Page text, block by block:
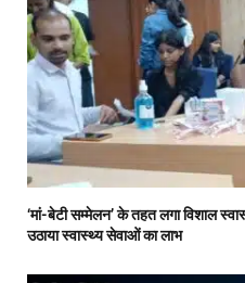
‘मां-बेटी सम्मेलन’ के तहत लगा विशाल
उठाया स्वास्थ्य सेवाओं का लाभ